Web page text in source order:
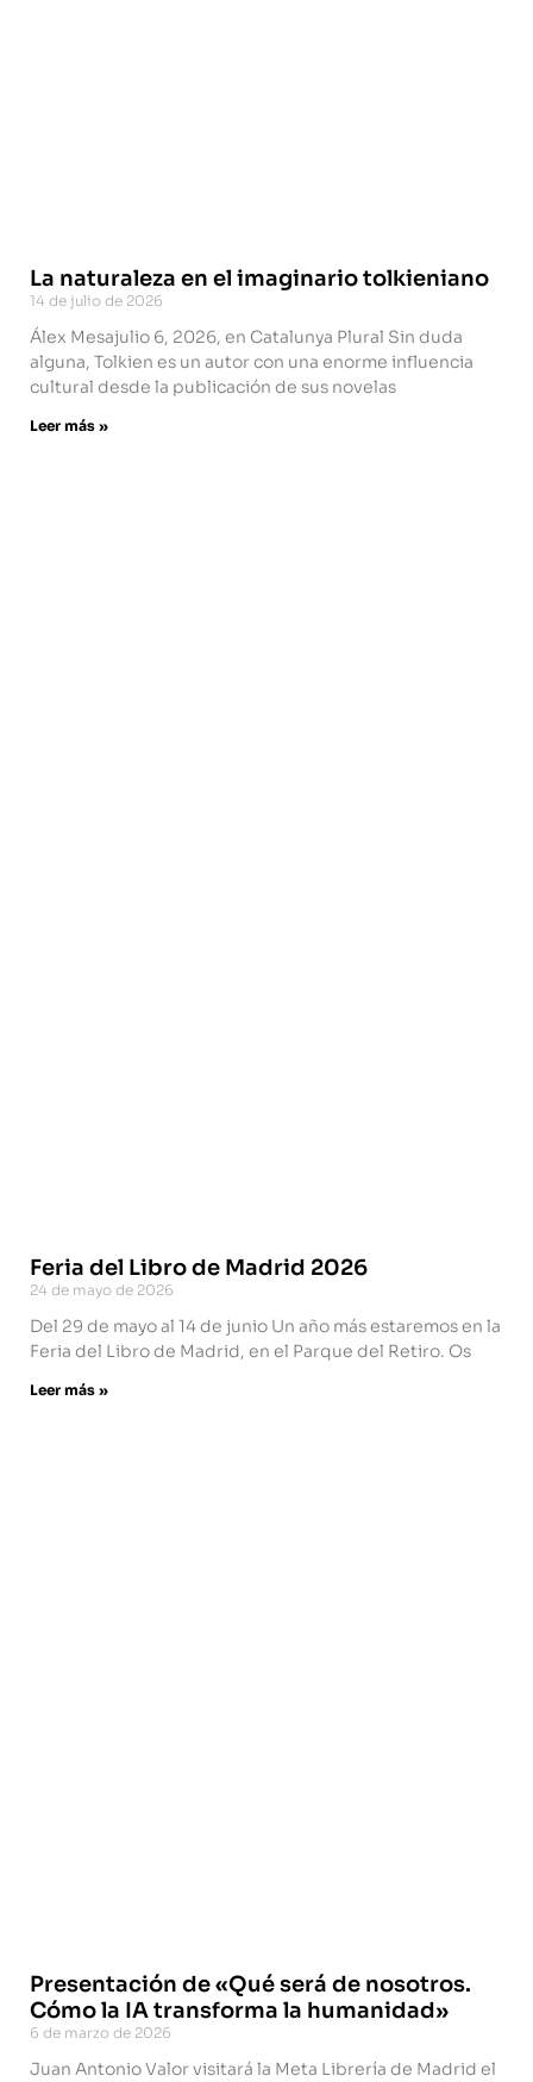
La naturaleza en el imaginario tolkieniano
14 de julio de 2026
Álex Mesajulio 6, 2026, en Catalunya Plural Sin duda
alguna, Tolkien es un autor con una enorme influencia
cultural desde la publicación de sus novelas
Leer más »
Feria del Libro de Madrid 2026
24 de mayo de 2026
Del 29 de mayo al 14 de junio Un año más estaremos en la
Feria del Libro de Madrid, en el Parque del Retiro. Os
Leer más »
Presentación de «Qué será de nosotros.
Cómo la IA transforma la humanidad»
6 de marzo de 2026
Juan Antonio Valor visitará la Meta Librería de Madrid el